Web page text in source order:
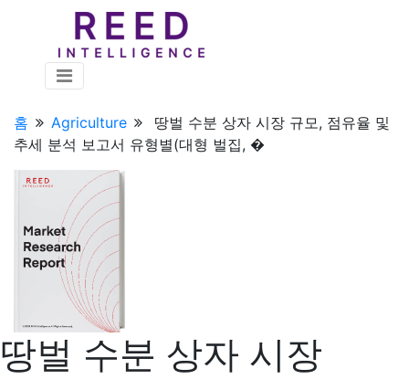
홈 Agriculture
땅벌 수분 상자 시장 규모, 점유율 및
추세 분석 보고서 유형별(대형 벌집, �
땅벌 수분 상자 시장